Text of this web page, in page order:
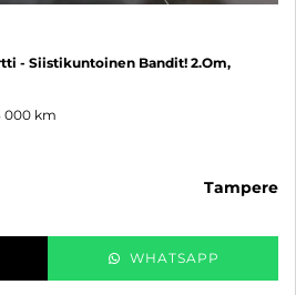
- Siistikuntoinen Bandit! 2.Om,
000 km
tampere
WHATSAPP